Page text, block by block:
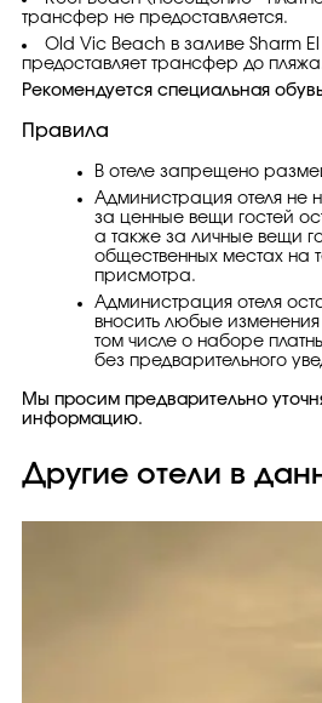
трансфер не предоставляется.
Old Vic Beach в заливе Sharm
предоставляет трансфер до
Рекомендуется специальная
Правила
В отеле запрещено
Администрация отеля не
за ценные вещи гостей
а также за личные вещи
общественных местах на
присмотра.
Администрация отеля
вносить любые
том числе о наборе
без предварительного
Мы просим предварительно
информацию.
Другие отели в